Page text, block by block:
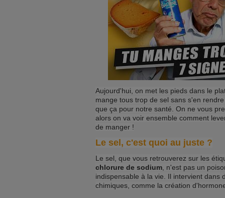
Aujourd'hui, on met les pieds dans le
mange tous trop de sel sans s'en
que ça pour notre santé. On ne vous
alors on va voir ensemble comment
de manger !
Le sel, c'est quoi au juste ?
Le sel, que vous retrouverez sur les
chlorure de sodium , n'est pas un
indispensable à la vie. Il intervient dans
chimiques, comme la création